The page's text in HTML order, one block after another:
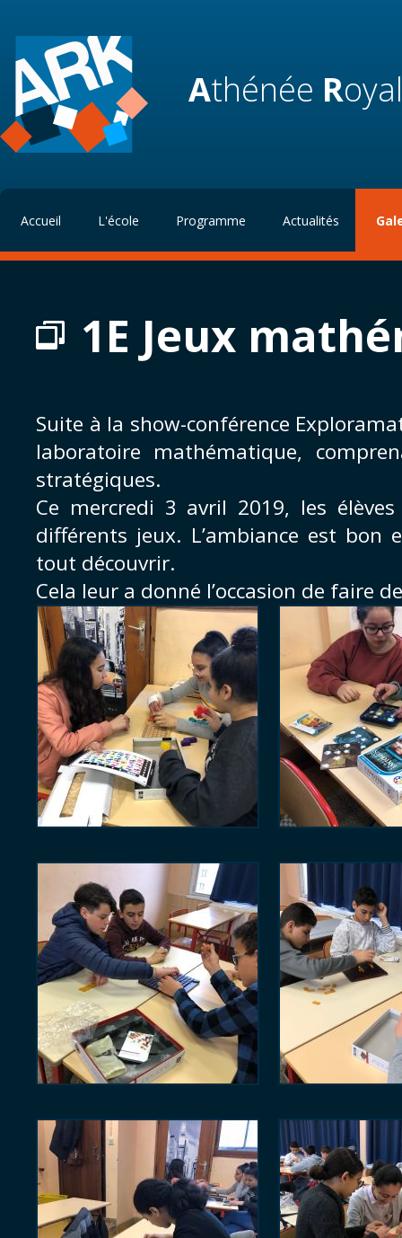
Athénée R
Accueil L'école Programme Actualités
1E Jeux
Suite à la show-conférence
laboratoire mathématique,
stratégiques.
Ce mercredi 3 avril 2019, les
différents jeux. L’ambiance est
tout découvrir.
Cela leur a donné l’occasion de faire